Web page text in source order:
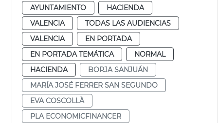
AYUNTAMIENTO
HACIENDA
VALENCIA
TODAS LAS AUDIENCIAS
VALENCIA
EN PORTADA
EN PORTADA TEMÁTICA
NORMAL
HACIENDA
BORJA SANJUÁN
MARÍA JOSÉ FERRER SAN SEGUNDO
EVA COSCOLLÀ
PLA ECONOMICFINANCER